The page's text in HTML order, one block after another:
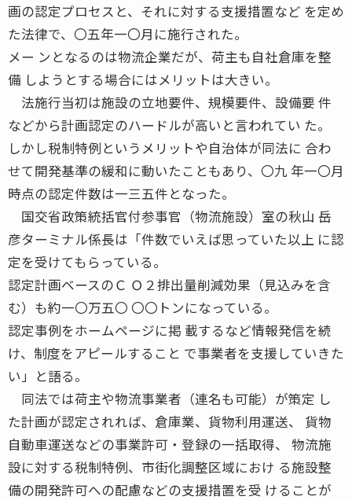
画の認定プロセスと、それに対する支援措置など を定め
た法律で、〇五年一〇月に施行された。
メー ンとなるのは物流企業だが、荷主も自社倉庫を整
備 しようとする場合にはメリットは大きい。
法施行当初は施設の立地要件、規模要件、設備要 件
などから計画認定のハードルが高いと言われてい た。
しかし税制特例というメリットや自治体が同法に 合わ
せて開発基準の緩和に動いたこともあり、〇九 年一〇月
時点の認定件数は一三五件となった。
国交省政策統括官付参事官（物流施設）室の秋山 岳
彦ターミナル係長は「件数でいえば思っていた以上 に認
定を受けてもらっている。
認定計画ベースのＣ Ｏ２排出量削減効果（見込みを含
む）も約一〇万五〇 〇〇トンになっている。
認定事例をホームページに掲 載するなど情報発信を続
け、制度をアピールすること で事業者を支援していきた
い」と語る。
同法では荷主や物流事業者（連名も可能）が策定 し
た計画が認定されれば、倉庫業、貨物利用運送、 貨物
自動車運送などの事業許可・登録の一括取得、 物流施
設に対する税制特例、市街化調整区域におけ る施設整
備の開発許可への配慮などの支援措置を受 けることが